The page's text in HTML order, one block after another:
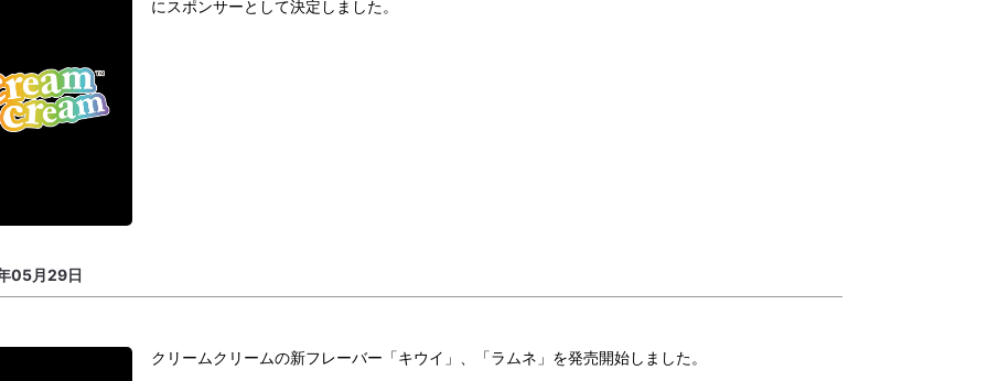
にスポンサーとして決定しました。
05月29日
クリームクリームの新フレーバー「キウイ」、「ラムネ」を発売開始しました。